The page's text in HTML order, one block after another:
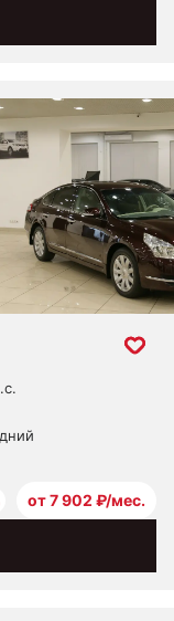
от 7 902 ₽/мес.